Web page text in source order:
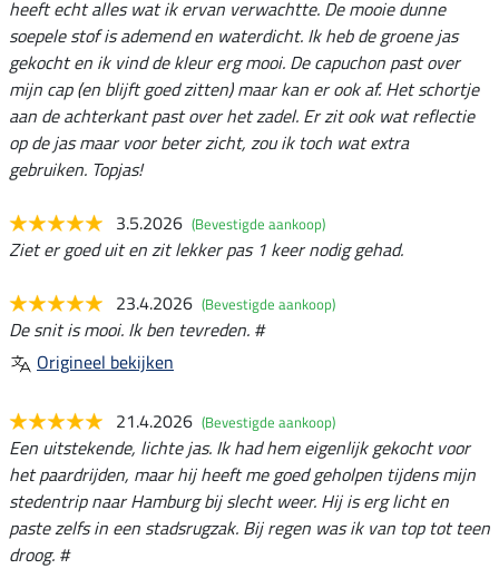
heeft echt alles wat ik ervan verwachtte. De mooie dunne
soepele stof is ademend en waterdicht. Ik heb de groene jas
gekocht en ik vind de kleur erg mooi. De capuchon past over
mijn cap (en blijft goed zitten) maar kan er ook af. Het schortje
aan de achterkant past over het zadel. Er zit ook wat reflectie
op de jas maar voor beter zicht, zou ik toch wat extra
gebruiken. Topjas!
3.5.2026 (Bevestigde aankoop)
Ziet er goed uit en zit lekker pas 1 keer nodig gehad.
23.4.2026 (Bevestigde aankoop)
De snit is mooi. Ik ben tevreden. #
Origineel bekijken
21.4.2026 (Bevestigde aankoop)
Een uitstekende, lichte jas. Ik had hem eigenlijk gekocht voor
het paardrijden, maar hij heeft me goed geholpen tijdens mijn
stedentrip naar Hamburg bij slecht weer. Hij is erg licht en
paste zelfs in een stadsrugzak. Bij regen was ik van top tot teen
droog. #